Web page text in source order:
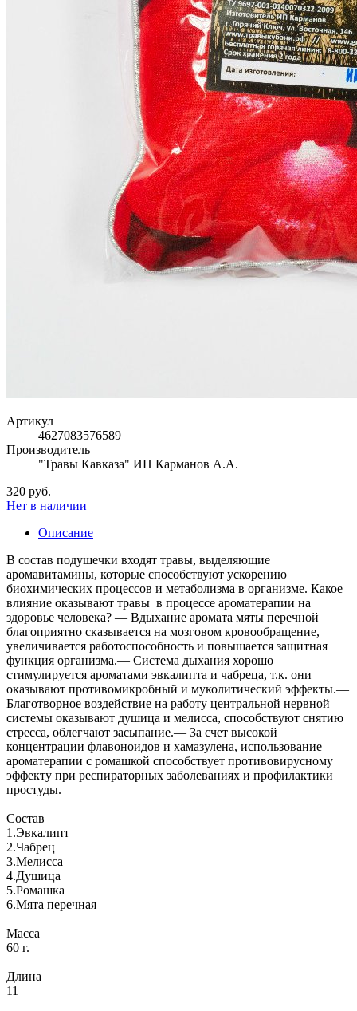
Артикул
4627083576589
Производитель
"Травы Кавказа" ИП Карманов А.А.
320 руб.
Нет в наличии
Описание
В состав подушечки входят травы, выделяющие
аромавитамины, которые способствуют ускорению
биохимических процессов и метаболизма в организме. Какое
влияние оказывают травы в процессе ароматерапии на
здоровье человека? — Вдыхание аромата мяты перечной
благоприятно сказывается на мозговом кровообращение,
увеличивается работоспособность и повышается защитная
функция организма.— Система дыхания хорошо
стимулируется ароматами эвкалипта и чабреца, т.к. они
оказывают противомикробный и муколитический эффекты.—
Благотворное воздействие на работу центральной нервной
системы оказывают душица и мелисса, способствуют снятию
стресса, облегчают засыпание.— За счет высокой
концентрации флавоноидов и хамазулена, использование
ароматерапии с ромашкой способствует противовирусному
эффекту при респираторных заболеваниях и профилактики
простуды.
Состав
1.Эвкалипт
2.Чабрец
3.Мелисса
4.Душица
5.Ромашка
6.Мята перечная
Масса
60 г.
Длина
11